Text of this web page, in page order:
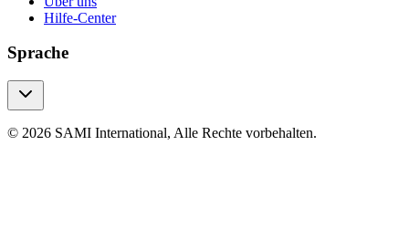
Hilfe-Center
Sprache
© 2026 SAMI International, Alle Rechte vorbehalten.